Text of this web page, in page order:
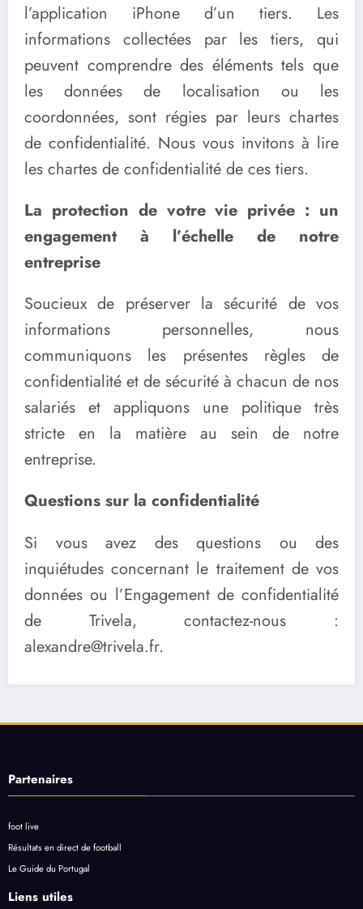
l’application iPhone d’un tiers. Les
informations collectées par les tiers, qui
peuvent comprendre des éléments tels que
les données de localisation ou les
coordonnées, sont régies par leurs chartes
de confidentialité. Nous vous invitons à lire
les chartes de confidentialité de ces tiers.
La protection de votre vie privée : un
engagement à l’échelle de notre
entreprise
Soucieux de préserver la sécurité de vos
informations personnelles, nous
communiquons les présentes règles de
confidentialité et de sécurité à chacun de nos
salariés et appliquons une politique très
stricte en la matière au sein de notre
entreprise.
Questions sur la confidentialité
Si vous avez des questions ou des
inquiétudes concernant le traitement de vos
données ou l’Engagement de confidentialité
de Trivela, contactez-nous :
alexandre@trivela.fr.
Partenaires
foot live
Résultats en direct de football
Le Guide du Portugal
Liens utiles